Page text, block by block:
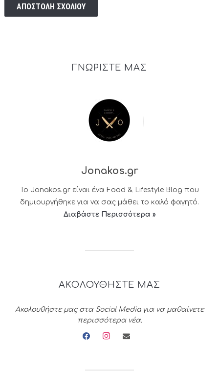
ΓΝΩΡΙΣΤΕ ΜΑΣ
Jonakos.gr
Το Jonakos.gr είναι ένα Food & Lifestyle Blog που
δημιουργήθηκε για να σας μάθει το καλό φαγητό.
Διαβάστε Περισσότερα »
ΑΚΟΛΟΥΘΗΣΤΕ ΜΑΣ
Ακολουθήστε μας στα Social Media για να μαθαίνετε
περισσότερα νέα.
facebookinstagramenvelope